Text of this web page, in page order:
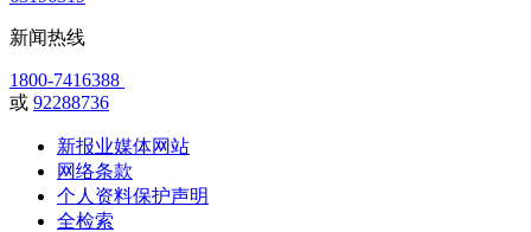
新闻热线
1800-7416388
或 92288736
新报业媒体网站
网络条款
个人资料保护声明
全检索